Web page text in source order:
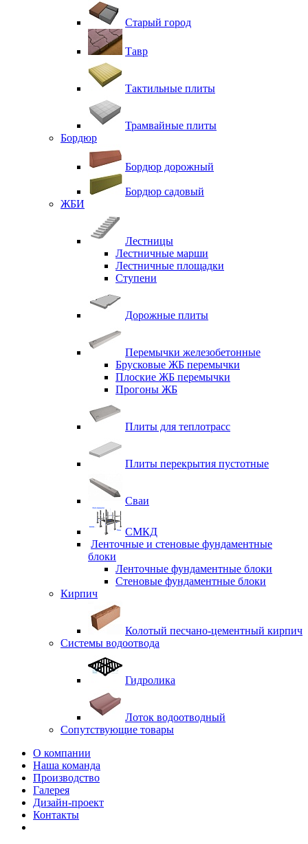
Старый город
Тавр
Тактильные плиты
Трамвайные плиты
Бордюр
Бордюр дорожный
Бордюр садовый
ЖБИ
Лестницы
Лестничные марши
Лестничные площадки
Ступени
Дорожные плиты
Перемычки железобетонные
Брусковые ЖБ перемычки
Плоские ЖБ перемычки
Прогоны ЖБ
Плиты для теплотрасс
Плиты перекрытия пустотные
Сваи
СМКД
Ленточные и стеновые фундаментные
блоки
Ленточные фундаментные блоки
Стеновые фундаментные блоки
Кирпич
Колотый песчано-цементный кирпич
Системы водоотвода
Гидролика
Лоток водоотводный
Сопутствующие товары
О компании
Наша команда
Производство
Галерея
Дизайн-проект
Контакты